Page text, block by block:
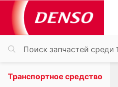
Транспортное средство